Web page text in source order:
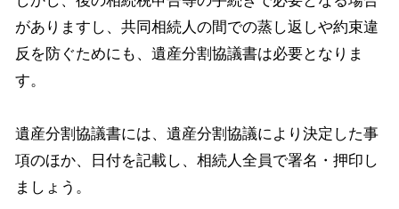
がありますし、共同相続人の間での蒸し返しや約束違
反を防ぐためにも、遺産分割協議書は必要となりま
す。
遺産分割協議書には、遺産分割協議により決定した事
項のほか、日付を記載し、相続人全員で署名・押印し
ましょう。